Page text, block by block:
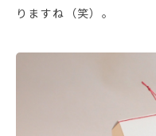
りますね（笑）。